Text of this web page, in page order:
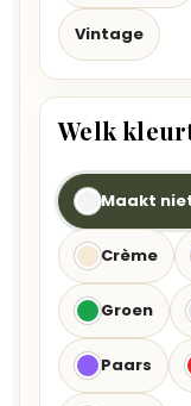
Vintage
Welk
Maakt
Crème
Groen
Paars